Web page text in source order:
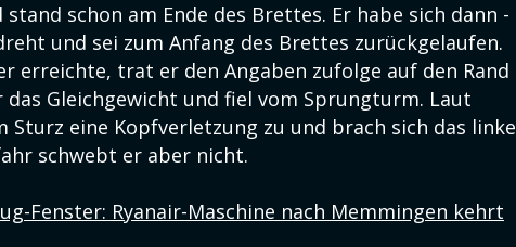
schon am Ende des Brettes. Er habe sich dann -
und sei zum Anfang des Brettes zurückgelaufen.
erreichte, trat er den Angaben zufolge auf den Rand
Gleichgewicht und fiel vom Sprungturm. Laut
Sturz eine Kopfverletzung zu und brach sich das linke
schwebt er aber nicht.
Fenster: Ryanair-Maschine nach Memmingen kehrt